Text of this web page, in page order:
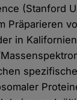
(Stanford
Präparieren
in